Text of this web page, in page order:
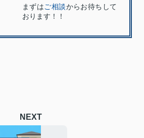
まずはご相談からお待ちして
おります！！
NEXT